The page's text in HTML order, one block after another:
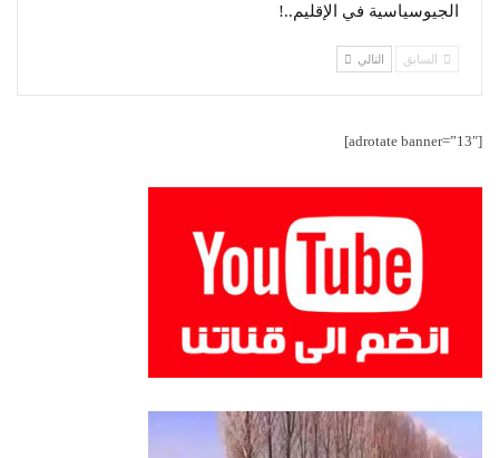
الجيوسياسية في الإقليم..!
السابق التالي
[adrotate banner=”13″]